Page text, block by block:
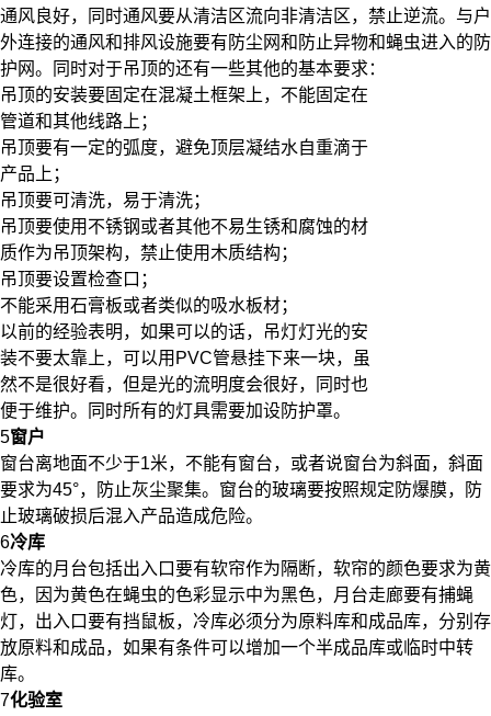
通风良好，同时通风要从清洁区流向非清洁区，禁止逆流。与户
外连接的通风和排风设施要有防尘网和防止异物和蝇虫进入的防
护网。同时对于吊顶的还有一些其他的基本要求：
吊顶的安装要固定在混凝土框架上，不能固定在
管道和其他线路上；
吊顶要有一定的弧度，避免顶层凝结水自重滴于
产品上；
吊顶要可清洗，易于清洗；
吊顶要使用不锈钢或者其他不易生锈和腐蚀的材
质作为吊顶架构，禁止使用木质结构；
吊顶要设置检查口；
不能采用石膏板或者类似的吸水板材；
以前的经验表明，如果可以的话，吊灯灯光的安
装不要太靠上，可以用PVC管悬挂下来一块，虽
然不是很好看，但是光的流明度会很好，同时也
便于维护。同时所有的灯具需要加设防护罩。
5窗户
窗台离地面不少于1米，不能有窗台，或者说窗台为斜面，斜面
要求为45°，防止灰尘聚集。窗台的玻璃要按照规定防爆膜，防
止玻璃破损后混入产品造成危险。
6冷库
冷库的月台包括出入口要有软帘作为隔断，软帘的颜色要求为黄
色，因为黄色在蝇虫的色彩显示中为黑色，月台走廊要有捕蝇
灯，出入口要有挡鼠板，冷库必须分为原料库和成品库，分别存
放原料和成品，如果有条件可以增加一个半成品库或临时中转
库。
7化验室